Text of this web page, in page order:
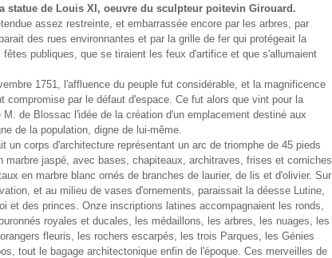
la statue de Louis XI, oeuvre du sculpteur poitevin Girouard.
assez restreinte, et embarrassée encore par les arbres, par
des rues environnantes et par la grille de fer qui protégeait la
publiques, que se tiraient les feux d'artifice et que s'allumaient
1751, l'affluence du peuple fut considérable, et la magnificence
compromise par le défaut d'espace. Ce fut alors que vint pour la
de Blossac l'idée de la création d'un emplacement destiné aux
de la population, digne de lui-même.
un corps d'architecture représentant un arc de triomphe de 45 pieds
marbre jaspé, avec bases, chapiteaux, architraves, frises et corniches
en marbre blanc ornés de branches de laurier, de lis et d'olivier. Sur
et au milieu de vases d'ornements, paraissait la déesse Lutine,
et des princes. Onze inscriptions latines accompagnaient les ronds,
royales et ducales, les médaillons, les arbres, les nuages, les
fleuris, les rochers escarpés, les trois Parques, les Génies
tout le bagage architectonique enfin de l'époque. Ces merveilles de